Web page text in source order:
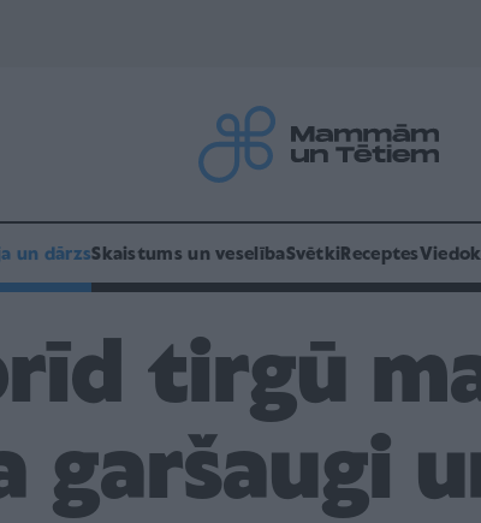
un dārzsSkaistums un veselībaSvētki Receptes
tirgū
garšaugi